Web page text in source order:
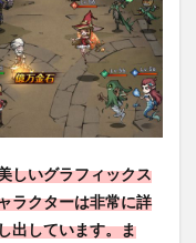
しいグラフィックス
ラクターは非常に詳
出しています。ま